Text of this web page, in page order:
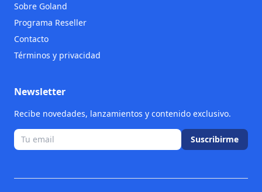
Sobre Goland
Programa Reseller
Contacto
Términos y privacidad
Newsletter
Recibe novedades, lanzamientos y contenido exclusivo.
Suscribirme